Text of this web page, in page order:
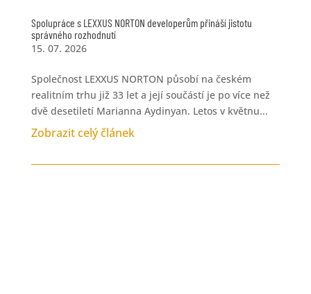
Spolupráce s LEXXUS NORTON developerům přináší jistotu
správného rozhodnutí
15. 07. 2026
Společnost LEXXUS NORTON působí na českém
realitním trhu již 33 let a její součástí je po více než
dvě desetiletí Marianna Aydinyan. Letos v květnu...
Zobrazit celý článek